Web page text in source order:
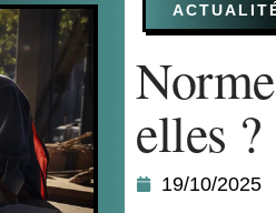
elles ?
19/10/2025